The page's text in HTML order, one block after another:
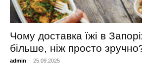
Чому доставка їжі в
більше, ніж просто
admin - 25.09.2025